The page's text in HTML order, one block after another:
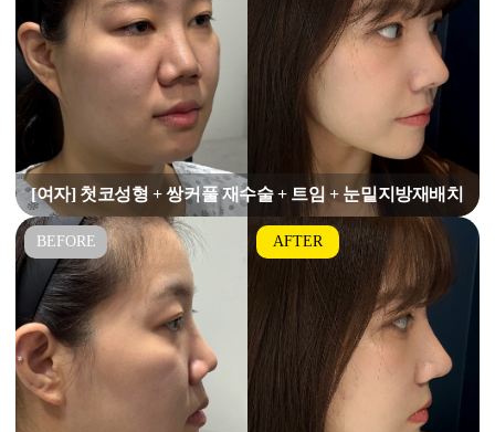
[여자] 첫코성형 + 쌍커풀 재수술 + 트임 + 눈밑지방재배치